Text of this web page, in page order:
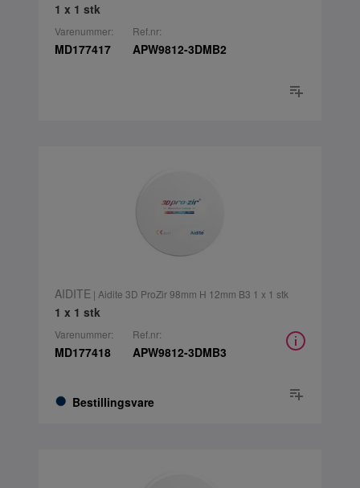
1 x 1 stk
Varenummer:
MD177417
Ref.nr:
APW9812-3DMB2
AIDITE | Aidite 3D ProZir 98mm H 12mm B3 1 x 1 stk
1 x 1 stk
Varenummer:
MD177418
Bestillingsvare
Ref.nr:
APW9812-3DMB3